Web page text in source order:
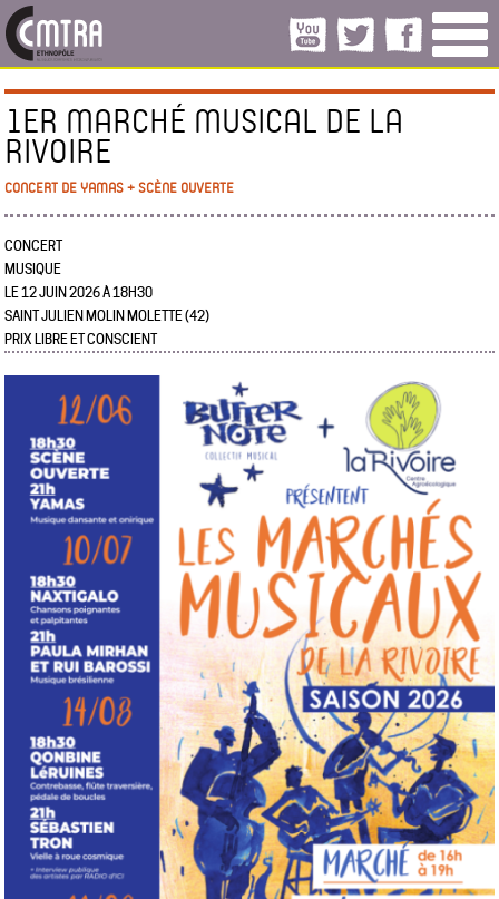
1ER MARCHÉ MUSICAL DE LA
RIVOIRE
CONCERT DE YAMAS + SCÈNE OUVERTE
CONCERT
MUSIQUE
LE 12 JUIN 2026 À 18H30
SAINT JULIEN MOLIN MOLETTE (42)
PRIX LIBRE ET CONSCIENT